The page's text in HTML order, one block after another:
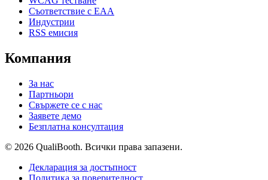
Съответствие с EAA
Индустрии
RSS емисия
Компания
За нас
Партньори
Свържете се с нас
Заявете демо
Безплатна консултация
© 2026 QualiBooth. Всички права запазени.
Декларация за достъпност
Политика за поверителност